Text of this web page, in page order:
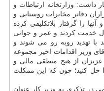
داشت: وزارتخانه ارتباطات و
دفاتر مخابرات روستایی و
را گرفتار بلاتكلیفی كرده
این عزیزان در حالیكه ۲۰ سال خدمت كردند و عمر و جوانی
با تهدید روبه رو می شوند و
وزیر اقدامات اخیر مجموعه
از هیچ منطقی مالی و
حل كنید؛ چون كه این ممكلت
در تذكری به وزیر كار عنوان